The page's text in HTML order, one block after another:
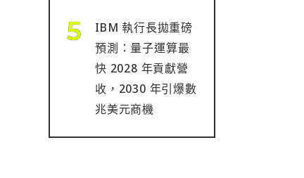
IBM 執行長拋重磅
預測：量子運算最
快 2028 年貢獻營
收，2030 年引爆數
兆美元商機